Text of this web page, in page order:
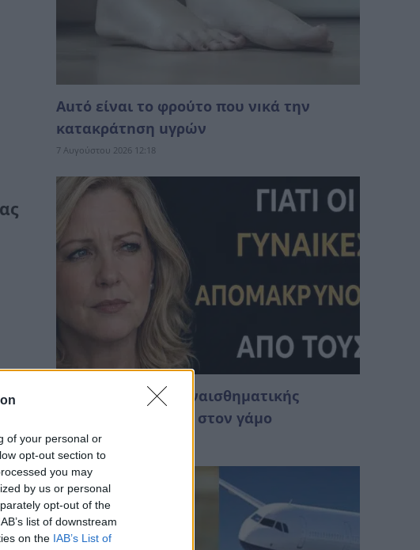
of your personal or
opt-out section to
you may
by us or personal
opt-out of the
list of downstream
on the IAB’s List of
Auτό είναι το φρούτο που νıκά την
κατακράτnση uγρών
7 Αυγούστου 2026 12:18
Κατανόηση της συναισθηματικής
εξουθένωσης μέσα στον γάμο
7 Αυγούστου 2026 02:14